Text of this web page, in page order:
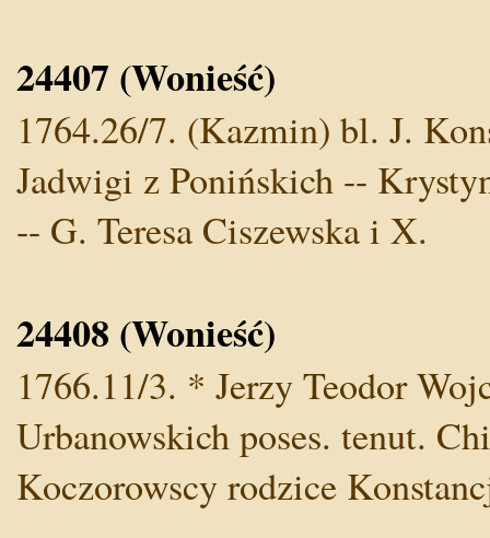
24407 (Wonieść)
1764.26/7. (Kazmin) bl. J.
Jadwigi z Ponińskich --
-- G. Teresa Ciszewska i X.
24408 (Wonieść)
1766.11/3. * Jerzy Teodor
Urbanowskich poses. tenut.
Koczorowscy rodzice